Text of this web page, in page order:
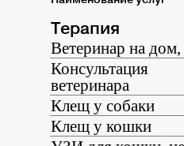
Терапия
Ветеринар на дом,
ветеринара
Клещ у собаки
Клещ у кошки